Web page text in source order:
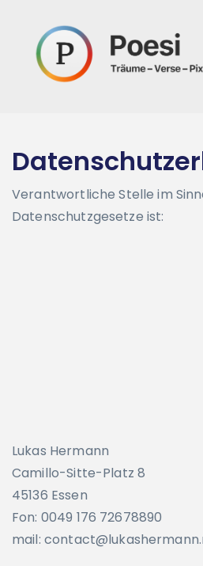
Verantwortliche Stelle im
Datenschutzgesetze ist:
Lukas Hermann
Camillo-Sitte-Platz 8
45136 Essen
Fon: 0049 176 72678890
mail: